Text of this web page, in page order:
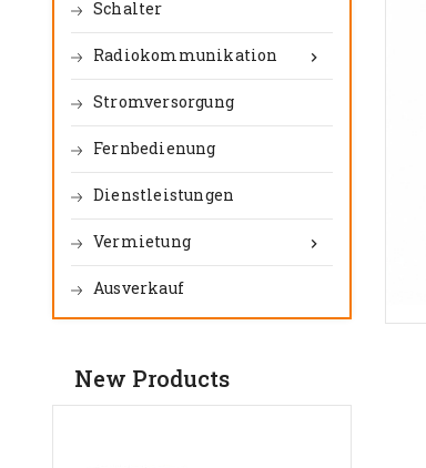
Schalter

Radiokommunikation
Stromversorgung
Fernbedienung
Dienstleistungen

Vermietung
Ausverkauf
New Products